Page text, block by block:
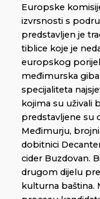
Europske
izvrsnosti s
predstavljen je
tiblice koje je
europskog
međimurska
specijaliteta
kojima su uživali
predstavljene su
Međimurju,
dobitnici
cider Buzdovan.
drugom dijelu
kulturna baština.